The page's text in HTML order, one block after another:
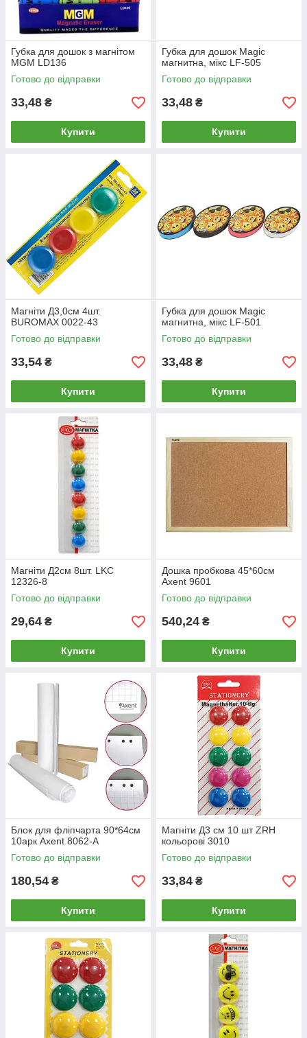
Губка для дошок з магнітом
MGM LD136
Готово до відправки
33,48 ₴
Купити
Губка для дошок Magic
магнитна, мікс LF-505
Готово до відправки
33,48 ₴
Купити
Магніти Д3,0см 4шт.
BUROMAX 0022-43
Готово до відправки
33,54 ₴
Купити
Губка для дошок Magic
магнитна, мікс LF-501
Готово до відправки
33,48 ₴
Купити
Магніти Д2см 8шт. LKC
12326-8
Готово до відправки
29,64 ₴
Купити
Дошка пробкова 45*60см
Axent 9601
Готово до відправки
540,24 ₴
Купити
Блок для фліпчарта 90*64см
10арк Axent 8062-A
Готово до відправки
180,54 ₴
Купити
Магніти Д3 см 10 шт ZRH
кольорові 3010
Готово до відправки
33,84 ₴
Купити